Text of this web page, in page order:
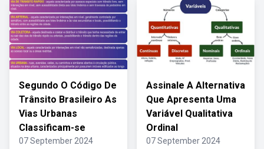
Segundo O Código De
Trânsito Brasileiro As
Vias Urbanas
Classificam-se
07 September 2024
Assinale A Alternativa
Que Apresenta Uma
Variável Qualitativa
Ordinal
07 September 2024